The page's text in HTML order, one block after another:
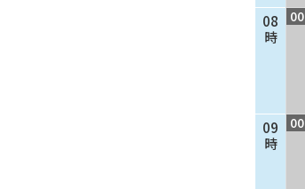
08
時
09
時
00
00